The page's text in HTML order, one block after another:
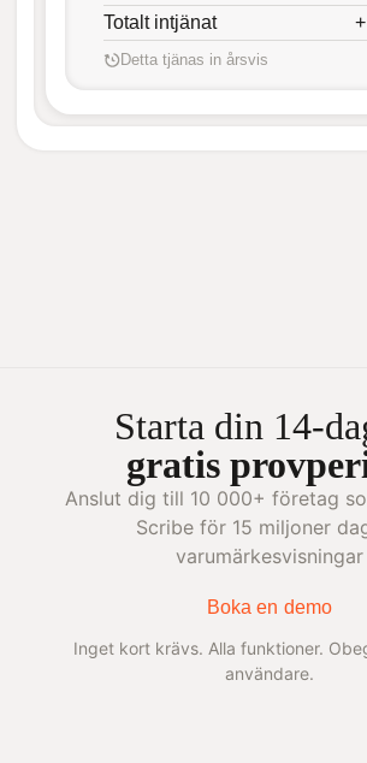
Totalt intjänat
+
Detta tjänas in årsvis
Starta din 14-
gratis
Anslut dig till 10 000+ företag
Scribe för 15 miljoner
varumärkesvisningar
Boka en demo
Inget kort krävs. Alla funktioner.
användare.